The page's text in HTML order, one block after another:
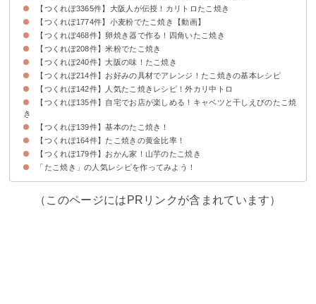
【つくれぽ3365件】大阪人が伝授！カリトロたこ焼き
【つくれぽ1774件】小麦粉でたこ焼き【動画】
【つくれぽ468件】卵焼き器で作る！四角いたこ焼き
【つくれぽ208件】米粉でたこ焼き
【つくれぽ240件】大阪の味！たこ焼き
【つくれぽ214件】お好みの具材でアレンジ！たこ焼きの基本レシピ
【つくれぽ142件】人気たこ焼きレシピ！外カリ中トロ
【つくれぽ135件】自宅でお店が楽しめる！キャベツと干しえびのたこ焼
き
【つくれぽ139件】基本のたこ焼き！
【つくれぽ164件】たこ焼きの黄金比率！
【つくれぽ179件】おかん家！山芋のたこ焼き
「たこ焼き」の人気レシピを作ってみよう！
（このページにはPRリンクが含まれています）